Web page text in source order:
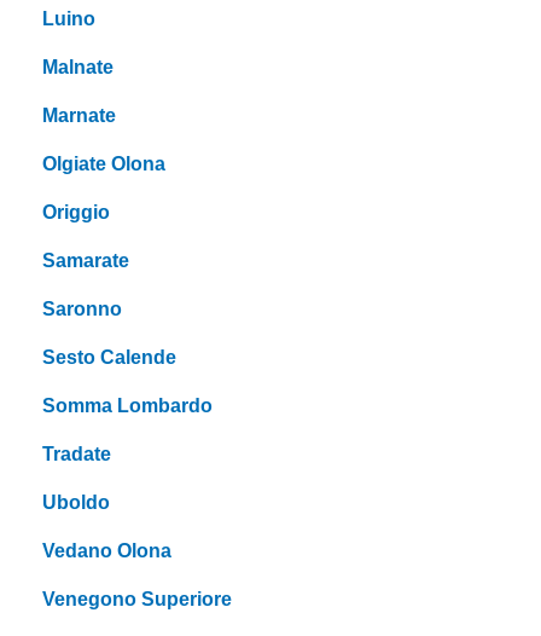
Luino
Malnate
Marnate
Olgiate Olona
Origgio
Samarate
Saronno
Sesto Calende
Somma Lombardo
Tradate
Uboldo
Vedano Olona
Venegono Superiore